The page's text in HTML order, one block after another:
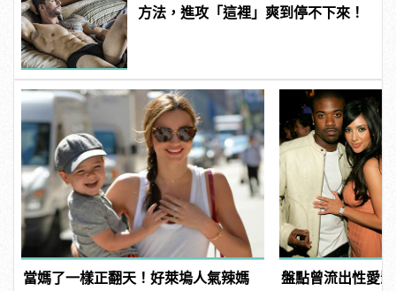
方法，進攻「這裡」爽到停不下來！
當媽了一樣正翻天！好萊塢人氣辣媽
盤點曾流出性愛